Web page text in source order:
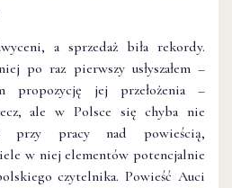
a sprzedaż biła rekordy.
po raz pierwszy usłyszałem –
propozycję jej przełożenia –
ale w Polsce się chyba nie
przy pracy nad powieścią,
w niej elementów potencjalnie
czytelnika. Powieść Auci